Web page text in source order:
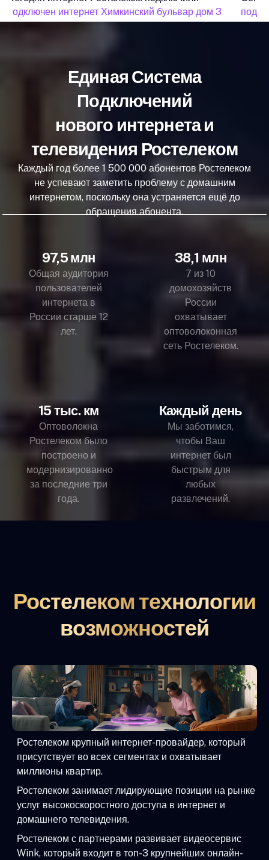
подключен интернет Химкинский бульвар дом 3
Единая Система
Подключений
нового интернета и
телевидения Ростелеком
Каждый год более 1 500 000 абонентов Ростелеком
не успевают заметить проблему с домашним
интернетом, поскольку она устраняется ещё до
обращения абонента.
97,5 млн
Общая аудитория
пользователей
интернета в
России старше 12
лет.
38,1 млн
7 из 10
домохозяйств
России
охватывает
оптоволоконная
сеть Ростелеком.
15 тыс. км
Оптоволокна
Ростелеком было
построено и
модернизированно
за последние три
года.
Каждый день
Мы заботимся,
чтобы Ваш
интернет был
быстрым для
любых
развлечений.
Ростелеком технологии
возможностей
Ростелеком крупный интернет-провайдер, который
присутствует во всех сегментах и охватывает
миллионы квартир.
Ростелеком занимает лидирующие позиции на рынке
услуг высокоскоростного доступа в интернет и
домашнего телевидения.
Ростелеком с партнерами развивает видеосервис
Wink, который входит в топ-3 крупнейших онлайн-